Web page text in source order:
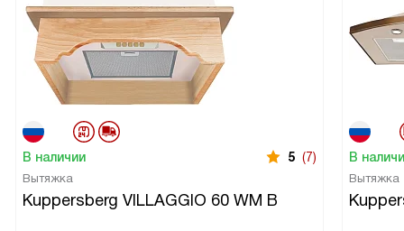
В наличии 5 (7)
Вытяжка
Kuppersberg VILLAGGIO 60 WM B
В
Вытяжка